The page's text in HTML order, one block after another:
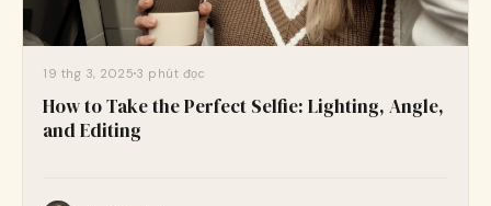
19 thg 3, 2025 3 phút đọc
How to Take the Perfect Selfie: Lighting, Angle,
and Editing